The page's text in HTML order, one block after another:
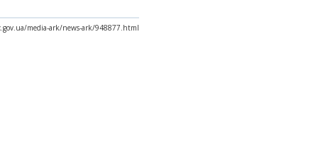
media-ark/news-ark/948877.html